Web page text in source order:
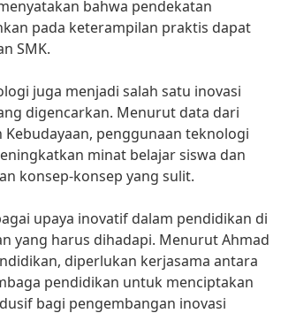
bahwa pendekatan
pada keterampilan praktis dapat
SMK.
juga menjadi salah satu inovasi
digencarkan. Menurut data dari
penggunaan teknologi
minat belajar siswa dan
konsep-konsep yang sulit.
upaya inovatif dalam pendidikan di
yang harus dihadapi. Menurut Ahmad
diperlukan kerjasama antara
pendidikan untuk menciptakan
bagi pengembangan inovasi